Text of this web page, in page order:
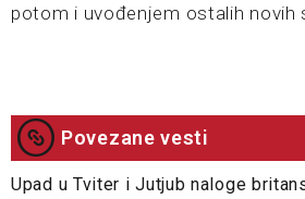
potom i uvođenjem ostalih novih
Povezane vesti
Upad u Tviter i Jutjub naloge